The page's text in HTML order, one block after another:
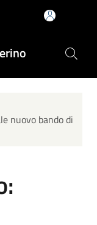
nuovo bando di